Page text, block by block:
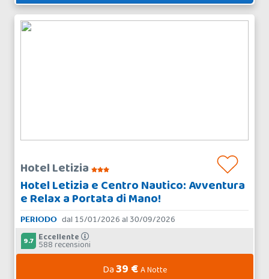
Hotel Letizia
Hotel Letizia e Centro Nautico: Avventura
e Relax a Portata di Mano!
PERIODO dal 15/01/2026 al 30/09/2026
9.7 Eccellente
588 recensioni
Da39 €A Notte